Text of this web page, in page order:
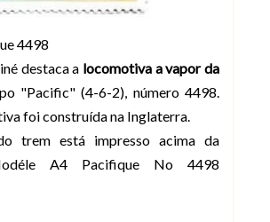
4498
destaca a locomotiva a vapor da
"Pacific" (4-6-2), número 4498.
foi construída na Inglaterra.
trem está impresso acima da
A4 Pacifique No 4498